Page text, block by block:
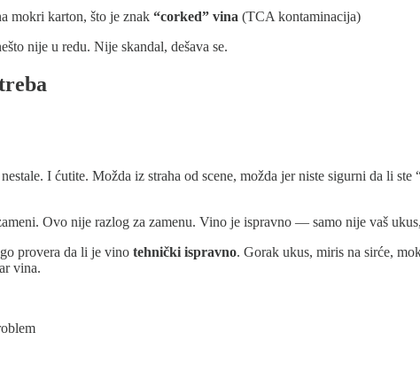
mokri karton, što je znak “corked” vina (TCA kontaminacija)
nije u redu. Nije skandal, dešava se.
I ćutite. Možda iz straha od scene, možda jer niste sigurni da li ste
Ovo nije razlog za zamenu. Vino je ispravno — samo nije vaš
provera da li je vino tehnički ispravno. Gorak ukus, miris na sirće,
vina.